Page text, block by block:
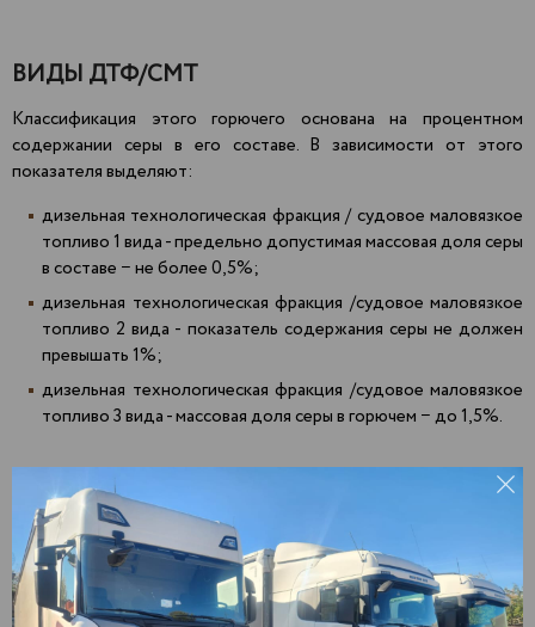
ВИДЫ ДТФ/СМТ
Классификация этого горючего основана на процентном
содержании серы в его составе. В зависимости от этого
показателя выделяют:
дизельная технологическая фракция / судовое маловязкое
топливо 1 вида - предельно допустимая массовая доля серы
в составе − не более 0,5%;
дизельная технологическая фракция /судовое маловязкое
топливо 2 вида - показатель содержания серы не должен
превышать 1%;
дизельная технологическая фракция /судовое маловязкое
топливо 3 вида - массовая доля серы в горючем − до 1,5%.
Агрыз
Актаныш
Алнаши
Альметьевск
Арамиль
Арзамас
Златоуст
Иваново
Ижевск
Йошкар-Ола
Казань
Первоуральск
Пермь
Подольск
Подосинки